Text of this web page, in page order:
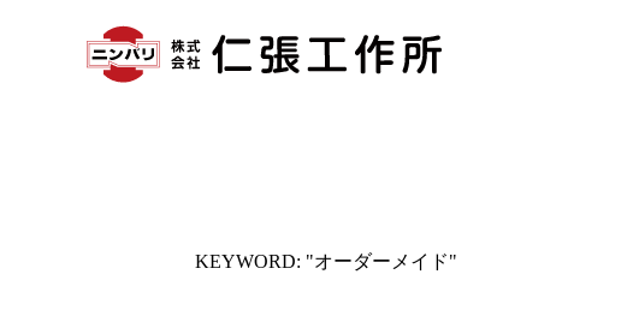
KEYWORD: "オーダーメイド"